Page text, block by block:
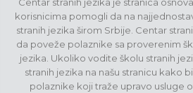
korisnicima pomogli da na
stranih jezika širom Srbije. Centar
da poveže polaznike sa proverenim
jezika. Ukoliko vodite školu stranih
stranih jezika na našu stranicu kako
polaznike koji traže upravo usluge